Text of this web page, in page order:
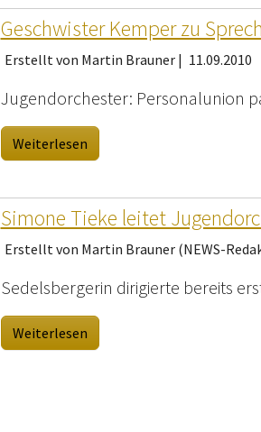
Geschwister Kemper zu
Erstellt von Martin Brauner | 11.09.2010
Jugendorchester: Personalunion
Weiterlesen
Simone Tieke leitet
Erstellt von Martin Brauner (NEWS-
Sedelsbergerin dirigierte bereits
Weiterlesen